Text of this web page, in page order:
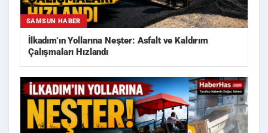
SAMSUN HABER
İlkadım’ın Yollarına Neşter: Asfalt ve Kaldırım
Çalışmaları Hızlandı